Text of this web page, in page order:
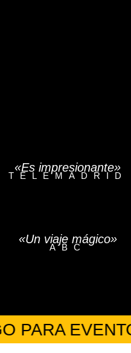
«Es impresionante»
TELEMADRID
«Un viaje mágico»
ABC
PARA